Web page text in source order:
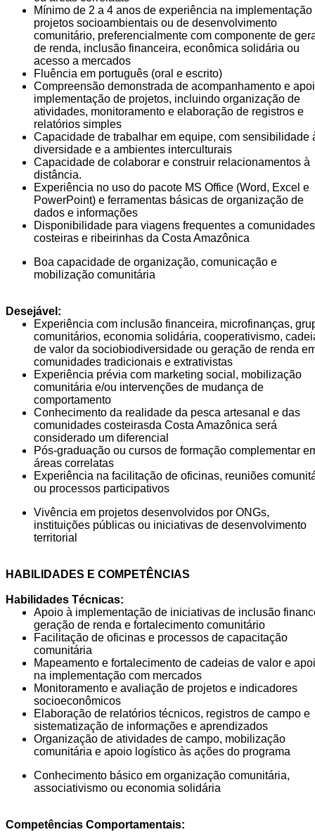
Mínimo de 2 a 4 anos de experiência na implementação
projetos socioambientais ou de desenvolvimento
comunitário, preferencialmente com componente de
de renda, inclusão financeira, econômica solidária ou
acesso a mercados
Fluência em português (oral e escrito)
Compreensão demonstrada de acompanhamento e
implementação de projetos, incluindo organização de
atividades, monitoramento e elaboração de registros e
relatórios simples
Capacidade de trabalhar em equipe, com sensibilidade
diversidade e a ambientes interculturais
Capacidade de colaborar e construir relacionamentos à
distância.
Experiência no uso do pacote MS Office (Word, Excel e
PowerPoint) e ferramentas básicas de organização de
dados e informações
Disponibilidade para viagens frequentes a comunidades
costeiras e ribeirinhas da Costa Amazônica
Boa capacidade de organização, comunicação e
mobilização comunitária
Desejável:
Experiência com inclusão financeira, microfinanças,
comunitários, economia solidária, cooperativismo,
de valor da sociobiodiversidade ou geração de renda
comunidades tradicionais e extrativistas
Experiência prévia com marketing social, mobilização
comunitária e/ou intervenções de mudança de
comportamento
Conhecimento da realidade da pesca artesanal e das
comunidades costeirasda Costa Amazônica será
considerado um diferencial
Pós-graduação ou cursos de formação complementar
áreas correlatas
Experiência na facilitação de oficinas, reuniões
ou processos participativos
Vivência em projetos desenvolvidos por ONGs,
instituições públicas ou iniciativas de desenvolvimento
territorial
HABILIDADES E COMPETÊNCIAS
Habilidades Técnicas:
Apoio à implementação de iniciativas de inclusão
geração de renda e fortalecimento comunitário
Facilitação de oficinas e processos de capacitação
comunitária
Mapeamento e fortalecimento de cadeias de valor e
na implementação com mercados
Monitoramento e avaliação de projetos e indicadores
socioeconômicos
Elaboração de relatórios técnicos, registros de campo e
sistematização de informações e aprendizados
Organização de atividades de campo, mobilização
comunitária e apoio logístico às ações do programa
Conhecimento básico em organização comunitária,
associativismo ou economia solidária
Competências Comportamentais: